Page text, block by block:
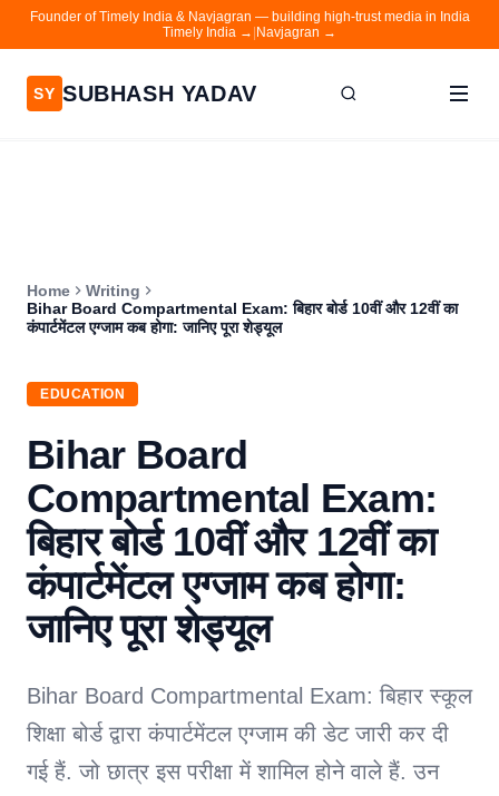
Founder of Timely India & Navjagran — building high-trust media in India
Timely India → Navjagran →
SY SUBHASH YADAV
Contact
Navjagran
Home
Writing
Bihar Board Compartmental Exam: बिहार बोर्ड 10वीं और 12वीं का
कंपार्टमेंटल एग्जाम कब होगा: जानिए पूरा शेड्यूल
EDUCATION
Bihar Board
Compartmental Exam:
बिहार बोर्ड 10वीं और 12वीं का
कंपार्टमेंटल एग्जाम कब होगा:
जानिए पूरा शेड्यूल
Bihar Board Compartmental Exam: बिहार स्कूल
शिक्षा बोर्ड द्वारा कंपार्टमेंटल एग्जाम की डेट जारी कर दी
गई हैं. जो छात्र इस परीक्षा में शामिल होने वाले हैं. उन